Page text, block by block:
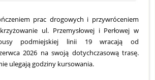
prac drogowych i przywróceniem
ul. Przemysłowej i Perłowej w
podmiejskiej linii 19 wracają od
2026 na swoją dotychczasową trasę.
ulegają godziny kursowania.